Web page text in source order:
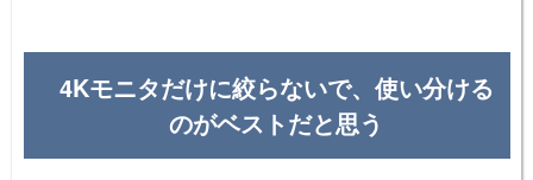
4Kモニタだけに絞らないで、使い分ける
のがベストだと思う